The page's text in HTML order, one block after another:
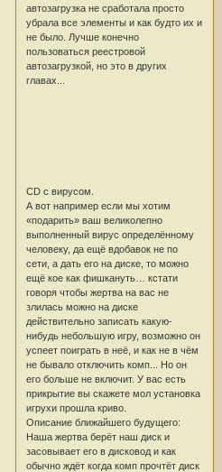
автозагрузка не сработала просто
убрала все элементы и как будто их и
не было. Лучше конечно
пользоваться реестровой
автозагрузкой, но это в других
главах...
CD с вирусом.
А вот например если мы хотим
«подарить» ваш великолепно
выполненный вирус определённому
человеку, да ещё вдобавок не по
сети, а дать его на диске, то можно
ещё кое как фишкануть… кстати
говоря чтобы жертва на вас не
злилась можно на диске
действительно записать какую-
нибудь небольшую игру, возможно он
успеет поиграть в неё, и как не в чём
не бывало отключить комп... Но он
его больше не включит. У вас есть
прикрытие вы скажете мол установка
игрухи прошла криво.
Описание ближайшего будущего:
Наша жертва берёт наш диск и
засовывает его в дисковод и как
обычно ждёт когда комп прочтёт диск